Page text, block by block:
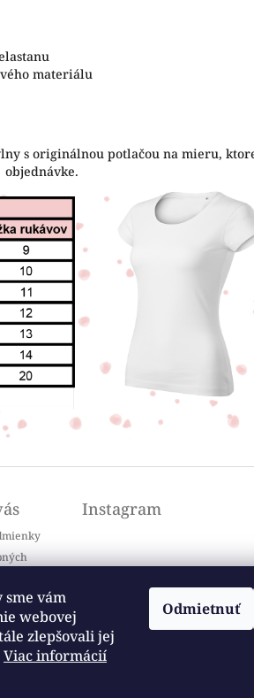
sme vám
webovej
zlepšovali jej
Viac informácií
Odmietnuť
materiálu
s originálnou potlačou na mieru,
objednávke.
Instagram
Sledovať na Instagrame